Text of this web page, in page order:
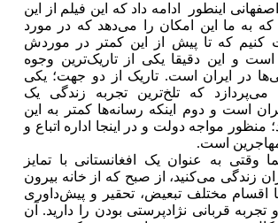
اینطور ادامه داد که این فیلم از این
به ما این امکان را می‌دهد که در مورد
که تا پیش از این کمتر در موردش
و این دقیقا یکی از تاریک‌ترین وجوه
در ایران است. تاریک از دو جهت؛ یکی
می‌پردازد که تلخ‌ترین تجربه زندگی یک
است و دوم اینکه رسانه‌ها کمتر به این
منظور مواجه دولت و در اینجا اداره اتباع و
است.
وقتی به عنوان یک افغانستانی با تمایز
زندگی می‌کنید، از صبح که از خانه بیرون
اقسام مختلف تبعیض، تحقیر و پیش‌داوری
قربانی نژادپرستی بودن را دارید. آن